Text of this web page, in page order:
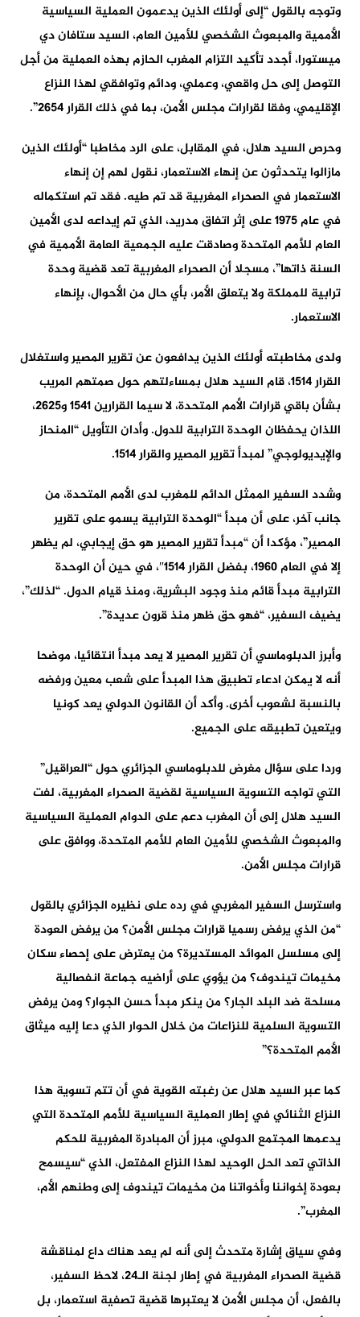
وتوجه بالقول “إلى أولئك الذين يدعمون العملية السياسية
الأممية والمبعوث الشخصي للأمين العام، السيد ستافان دي
ميستورا، أجدد تأكيد التزام المغرب الحازم بهذه العملية من أجل
التوصل إلى حل واقعي، وعملي، ودائم وتوافقي لهذا النزاع
الإقليمي، وفقا لقرارات مجلس الأمن، بما في ذلك القرار 2654”.
وحرص السيد هلال، في المقابل، على الرد مخاطبا “أولئك الذين
مازالوا يتحدثون عن إنهاء الاستعمار، نقول لهم إن إنهاء
الاستعمار في الصحراء المغربية قد تم طيه. فقد تم استكماله
في عام 1975 على إثر اتفاق مدريد، الذي تم إيداعه لدى الأمين
العام للأمم المتحدة وصادقت عليه الجمعية العامة الأممية في
السنة ذاتها”، مسجلا أن الصحراء المغربية تعد قضية وحدة
ترابية للمملكة ولا يتعلق الأمر، بأي حال من الأحوال، بإنهاء
الاستعمار.
ولدى مخاطبته أولئك الذين يدافعون عن تقرير المصير واستغلال
القرار 1514، قام السيد هلال بمساءلتهم حول صمتهم المريب
بشأن باقي قرارات الأمم المتحدة، لا سيما القرارين 1541 و2625،
اللذان يحفظان الوحدة الترابية للدول. وأدان التأويل “المنحاز
والإيديولوجي” لمبدأ تقرير المصير والقرار 1514.
وشدد السفير الممثل الدائم للمغرب لدى الأمم المتحدة، من
جانب آخر، على أن مبدأ “الوحدة الترابية يسمو على تقرير
المصير”، مؤكدا أن “مبدأ تقرير المصير هو حق إيجابي، لم يظهر
إلا في العام 1960، بفضل القرار 1514″، في حين أن الوحدة
الترابية مبدأ قائم منذ وجود البشرية، ومنذ قيام الدول. “لذلك”،
يضيف السفير، “فهو حق ظهر منذ قرون عديدة”.
وأبرز الدبلوماسي أن تقرير المصير لا يعد مبدأ انتقائيا، موضحا
أنه لا يمكن ادعاء تطبيق هذا المبدأ على شعب معين ورفضه
بالنسبة لشعوب أخرى. وأكد أن القانون الدولي يعد كونيا
ويتعين تطبيقه على الجميع.
وردا على سؤال مغرض للدبلوماسي الجزائري حول “العراقيل”
التي تواجه التسوية السياسية لقضية الصحراء المغربية، لفت
السيد هلال إلى أن المغرب دعم على الدوام العملية السياسية
والمبعوث الشخصي للأمين العام للأمم المتحدة، ووافق على
قرارات مجلس الأمن.
واسترسل السفير المغربي في رده على نظيره الجزائري بالقول
“من الذي يرفض رسميا قرارات مجلس الأمن؟ من يرفض العودة
إلى مسلسل الموائد المستديرة؟ من يعترض على إحصاء سكان
مخيمات تيندوف؟ من يؤوي على أراضيه جماعة انفصالية
مسلحة ضد البلد الجار؟ من ينكر مبدأ حسن الجوار؟ ومن يرفض
التسوية السلمية للنزاعات من خلال الحوار الذي دعا إليه ميثاق
الأمم المتحدة؟”
كما عبر السيد هلال عن رغبته القوية في أن تتم تسوية هذا
النزاع الثنائي في إطار العملية السياسية للأمم المتحدة التي
يدعمها المجتمع الدولي، مبرز أن المبادرة المغربية للحكم
الذاتي تعد الحل الوحيد لهذا النزاع المفتعل، الذي “سيسمح
بعودة إخواننا وأخواتنا من مخيمات تيندوف إلى وطنهم الأم،
المغرب”.
وفي سياق إشارة متحدث إلى أنه لم يعد هناك داع لمناقشة
قضية الصحراء المغربية في إطار لجنة الـ24، لاحظ السفير،
بالفعل، أن مجلس الأمن لا يعتبرها قضية تصفية استعمار، بل